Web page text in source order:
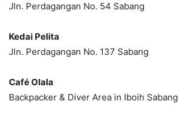
Jln. Perdagangan No. 54 Sabang
Kedai Pelita
Jln. Perdagangan No. 137 Sabang
Café Olala
Backpacker & Diver Area in Iboih Sabang